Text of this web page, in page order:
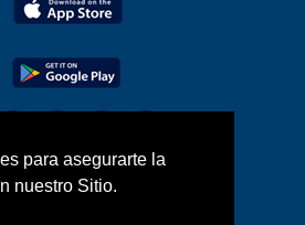
para asegurarte la
nuestro Sitio.